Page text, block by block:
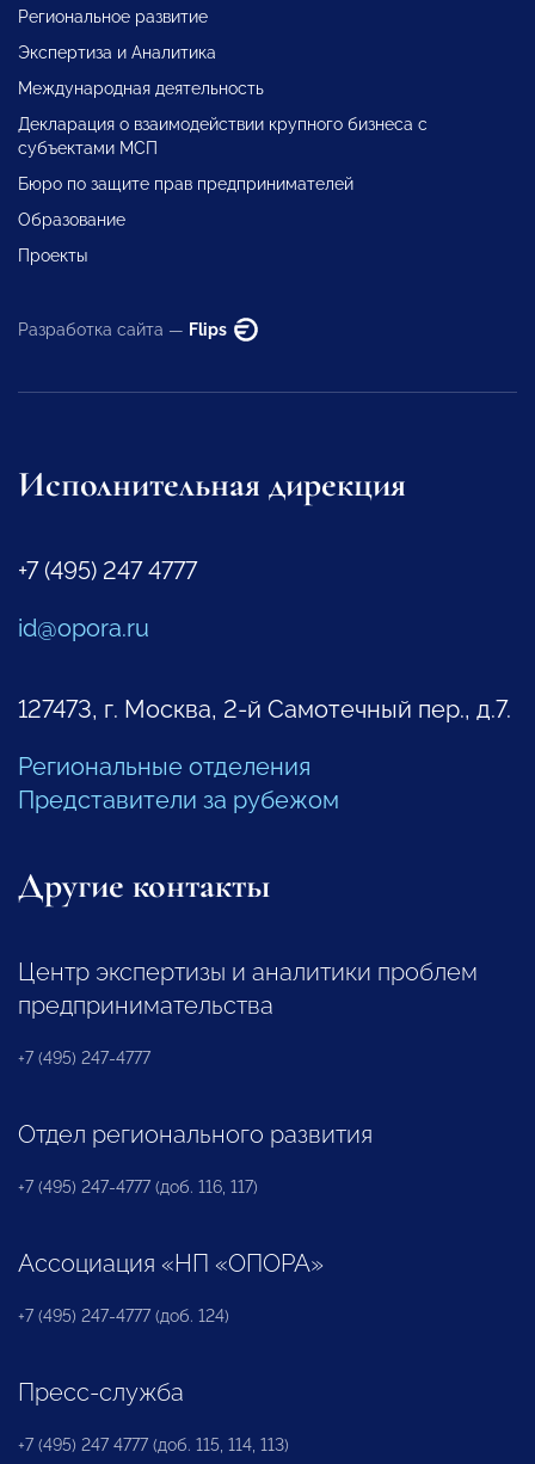
Региональное развитие
Экспертиза и Аналитика
Международная деятельность
Декларация о взаимодействии крупного бизнеса с
субъектами МСП
Бюро по защите прав предпринимателей
Образование
Проекты
Разработка сайта — Flips
Исполнительная дирекция
+7 (495) 247 4777
id@opora.ru
127473, г. Москва, 2-й Самотечный пер., д.7.
Региональные отделения
Представители за рубежом
Другие контакты
Центр экспертизы и аналитики проблем
предпринимательства
+7 (495) 247-4777
Отдел регионального развития
+7 (495) 247-4777 (доб. 116, 117)
Ассоциация «НП «ОПОРА»
+7 (495) 247-4777 (доб. 124)
Пресс-служба
+7 (495) 247 4777 (доб. 115, 114, 113)